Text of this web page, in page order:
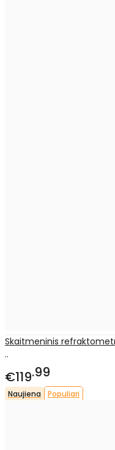
Skaitmeninis
..
€119 99
Naujiena Populiari